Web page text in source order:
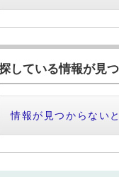
している情報が見
情報が見つからない